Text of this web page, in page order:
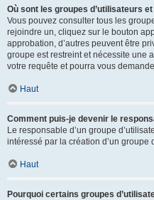
Où sont les groupes d’utilisateurs
Vous pouvez consulter tous les
rejoindre un, cliquez sur le bouton
approbation, d’autres peuvent être
groupe est restreint et nécessite une
votre requête et pourra vous
Haut
Comment puis-je devenir le
Le responsable d’un groupe
intéressé par la création d’un groupe
Haut
Pourquoi certains groupes